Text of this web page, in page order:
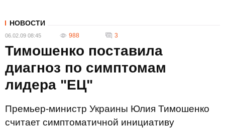
НОВОСТИ
06.02.09 08:45 988 3
Тимошенко поставила
диагноз по симптомам
лидера "ЕЦ"
Премьер-министр Украины Юлия Тимошенко
считает симптоматичной инициативу